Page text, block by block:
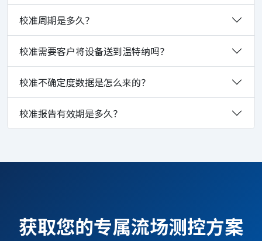
校准周期是多久？
校准需要客户将设备送到温特纳吗？
校准不确定度数据是怎么来的？
校准报告有效期是多久？
获取您的专属流场测控方案